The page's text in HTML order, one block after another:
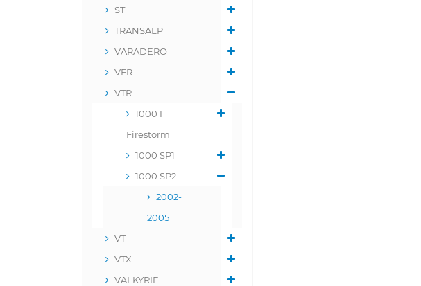
ST
TRANSALP
VARADERO
VFR
VTR
1000 F
Firestorm
1000 SP1
1000 SP2
2002-
2005
VT
VTX
VALKYRIE